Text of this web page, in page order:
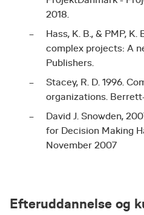
2018.
Hass, K. B., & PMP,
complex projects: A
Publishers.
Stacey, R. D. 1996.
organizations.
David J. Snowden,
for Decision Making
November 2007
Efteruddannelse og